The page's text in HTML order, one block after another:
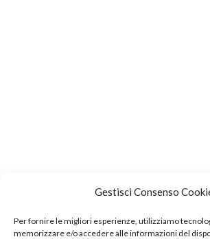
Gestisci Consenso
Per fornire le migliori esperienze, utilizziamo
memorizzare e/o accedere alle informazioni del